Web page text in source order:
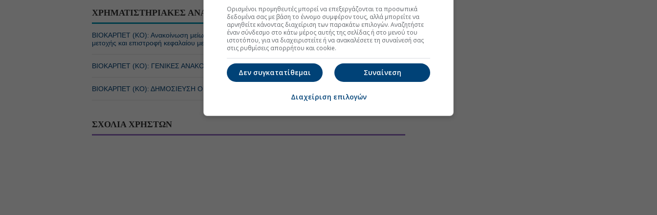
ΧΡΗΜΑΤΙΣΤΗΡΙΑΚΕΣ ΑΝΑΚΟΙΝΩΣΕΙΣ Περισσότερα για τη Μετοχή
ΒΙΟΚΑΡΠΕΤ (ΚΟ): Ανακοίνωση μείωσης μετοχικού κεφαλαίου με μείωση της ονομαστικής αξίας της
μετοχής και επιστροφή κεφαλαίου με καταβολή μετρητών στους μετόχους
(12:33 01/07/2026)
ΒΙΟΚΑΡΠΕΤ (ΚΟ): ΓΕΝΙΚΕΣ ΑΝΑΚΟΙΝΩΣΕΙΣ (15:03 17/06/2026)
ΒΙΟΚΑΡΠΕΤ (ΚΟ): ΔΗΜΟΣΙΕΥΣΗ ΟΙΚΟΝΟΜΙΚΟΥ ΗΜΕΡΟΛΟΓΙΟΥ
ΣΧΟΛΙΑ ΧΡΗΣΤΩΝ
Ορισμένοι προμηθευτές μπορεί να επεξεργάζονται τα προσωπικά
δεδομένα σας με βάση το έννομο συμφέρον τους, αλλά μπορείτε να
αρνηθείτε κάνοντας διαχείριση των παρακάτω επιλογών. Αναζητήστε
έναν σύνδεσμο στο κάτω μέρος αυτής της σελίδας ή στο μενού του
ιστοτόπου, για να διαχειριστείτε ή να ανακαλέσετε τη συναίνεσή σας
στις ρυθμίσεις απορρήτου και cookie.
Συναίνεση
Δεν συγκατατίθεμαι
Διαχείριση επιλογών